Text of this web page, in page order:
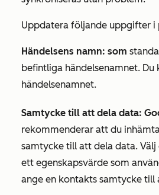
Uppdatera följande uppgifter i
Händelsens namn: som
befintliga händelsenamnet. Du
händelsenamnet.
Samtycke till att dela data:
rekommenderar att du
samtycke till att dela data. Välj
ett egenskapsvärde som
ange en kontakts samtycke till